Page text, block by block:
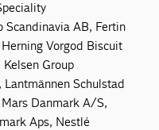
Scandinavia AB, Fertin
Vorgod Biscuit
Group
Schulstad
Danmark A/S,
Aps, Nestlé